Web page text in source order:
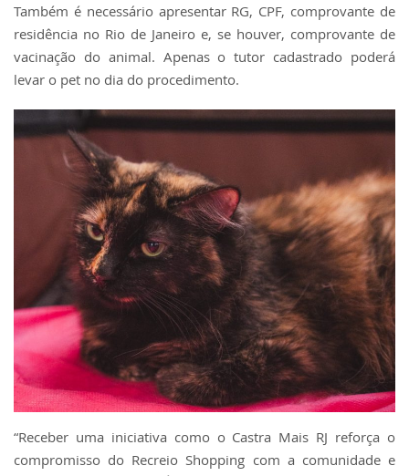
Também é necessário apresentar RG, CPF, comprovante de
residência no Rio de Janeiro e, se houver, comprovante de
vacinação do animal. Apenas o tutor cadastrado poderá
levar o pet no dia do procedimento.
“Receber uma iniciativa como o Castra Mais RJ reforça o
compromisso do Recreio Shopping com a comunidade e